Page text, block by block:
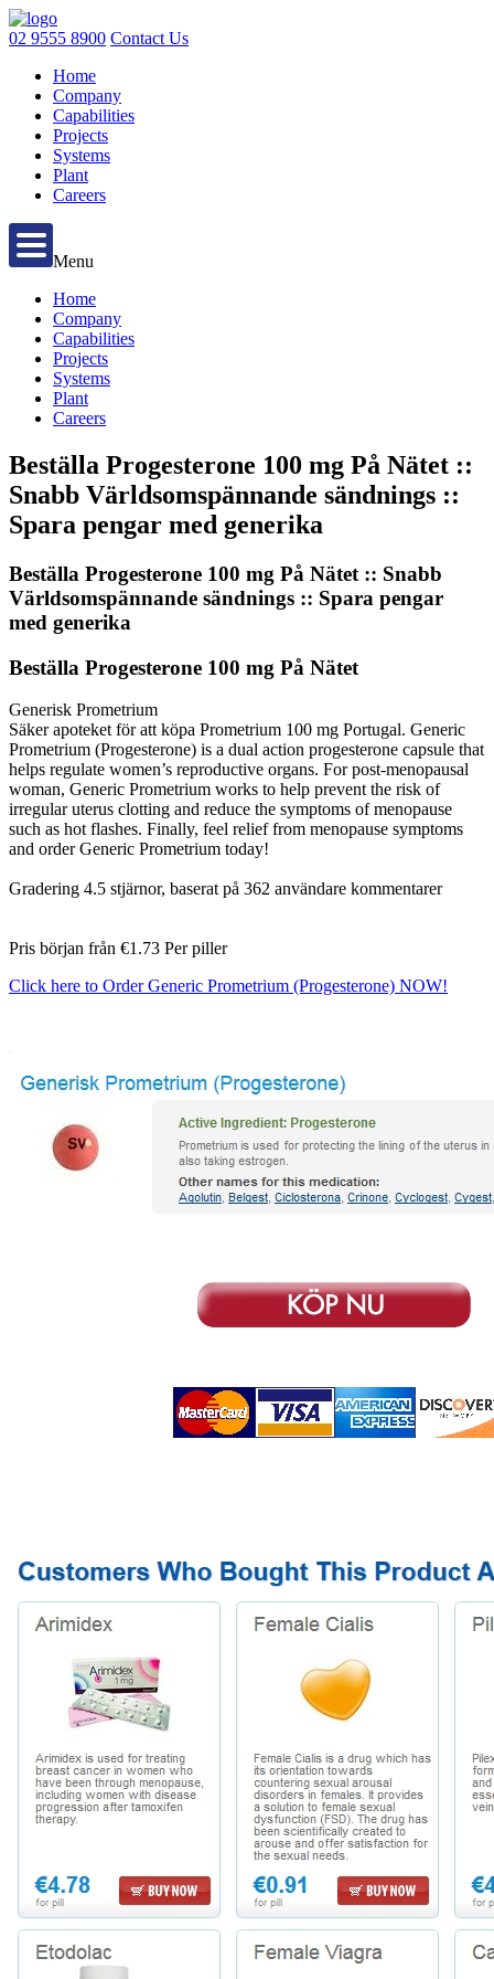
02 9555 8900 Contact Us
Home
Company
Capabilities
Projects
Systems
Plant
Careers
Menu
Home
Company
Capabilities
Projects
Systems
Plant
Careers
Beställa Progesterone 100 mg På Nätet ::
Snabb Världsomspännande sändnings ::
Spara pengar med generika
Beställa Progesterone 100 mg På Nätet :: Snabb
Världsomspännande sändnings :: Spara pengar
med generika
Beställa Progesterone 100 mg På Nätet
Generisk Prometrium
Säker apoteket för att köpa Prometrium 100 mg Portugal. Generic
Prometrium (Progesterone) is a dual action progesterone capsule that
helps regulate women’s reproductive organs. For post-menopausal
woman, Generic Prometrium works to help prevent the risk of
irregular uterus clotting and reduce the symptoms of menopause
such as hot flashes. Finally, feel relief from menopause symptoms
and order Generic Prometrium today!
Gradering 4.5 stjärnor, baserat på 362 användare kommentarer
Pris början från €1.73 Per piller
Click here to Order Generic Prometrium (Progesterone) NOW!